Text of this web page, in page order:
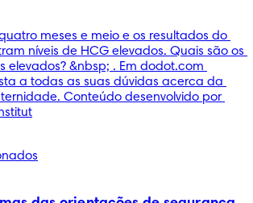
meses e meio e os resultados do
níveis de HCG elevados. Quais são os
elevados? &nbsp; . Em dodot.com
a todas as suas dúvidas acerca da
Conteúdo desenvolvido por